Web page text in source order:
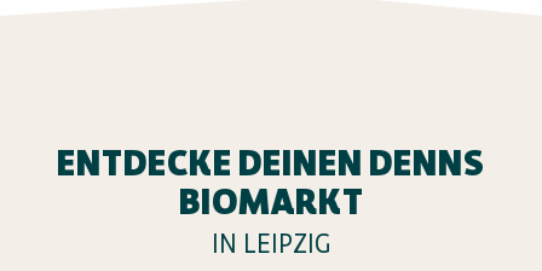
ENTDECKE DEINEN DENNS
BIOMARKT
IN LEIPZIG